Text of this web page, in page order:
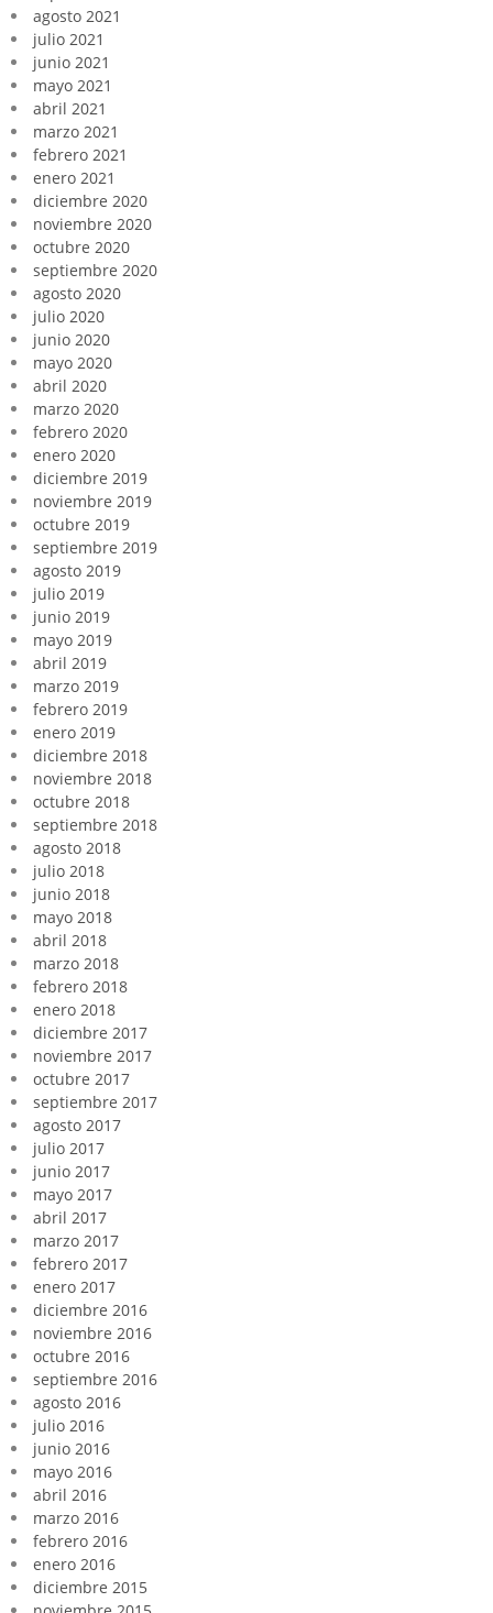
agosto 2021
julio 2021
junio 2021
mayo 2021
abril 2021
marzo 2021
febrero 2021
enero 2021
diciembre 2020
noviembre 2020
octubre 2020
septiembre 2020
agosto 2020
julio 2020
junio 2020
mayo 2020
abril 2020
marzo 2020
febrero 2020
enero 2020
diciembre 2019
noviembre 2019
octubre 2019
septiembre 2019
agosto 2019
julio 2019
junio 2019
mayo 2019
abril 2019
marzo 2019
febrero 2019
enero 2019
diciembre 2018
noviembre 2018
octubre 2018
septiembre 2018
agosto 2018
julio 2018
junio 2018
mayo 2018
abril 2018
marzo 2018
febrero 2018
enero 2018
diciembre 2017
noviembre 2017
octubre 2017
septiembre 2017
agosto 2017
julio 2017
junio 2017
mayo 2017
abril 2017
marzo 2017
febrero 2017
enero 2017
diciembre 2016
noviembre 2016
octubre 2016
septiembre 2016
agosto 2016
julio 2016
junio 2016
mayo 2016
abril 2016
marzo 2016
febrero 2016
enero 2016
diciembre 2015